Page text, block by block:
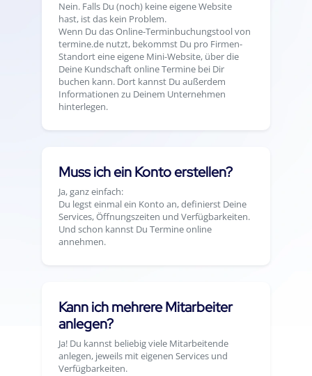
Nein. Falls Du (noch) keine eigene Website
hast, ist das kein Problem.
Wenn Du das Online-Terminbuchungstool von
termine.de nutzt, bekommst Du pro Firmen-
Standort eine eigene Mini-Website, über die
Deine Kundschaft online Termine bei Dir
buchen kann. Dort kannst Du außerdem
Informationen zu Deinem Unternehmen
hinterlegen.
Muss ich ein Konto erstellen?
Ja, ganz einfach:
Du legst einmal ein Konto an, definierst Deine
Services, Öffnungszeiten und Verfügbarkeiten.
Und schon kannst Du Termine online
annehmen.
Kann ich mehrere Mitarbeiter
anlegen?
Ja! Du kannst beliebig viele Mitarbeitende
anlegen, jeweils mit eigenen Services und
Verfügbarkeiten.